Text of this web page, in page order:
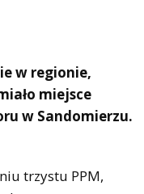
w regionie,
miejsce
w Sandomierzu.
trzystu PPM,